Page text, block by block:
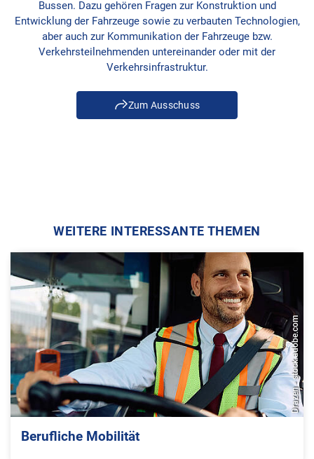
Bussen. Dazu gehören Fragen zur Konstruktion und
Entwicklung der Fahrzeuge sowie zu verbauten Technologien,
aber auch zur Kommunikation der Fahrzeuge bzw.
Verkehrsteilnehmenden untereinander oder mit der
Verkehrsinfrastruktur.
Zum Ausschuss
WEITERE INTERESSANTE THEMEN
Drazen - stock.adobe.com
Berufliche Mobilität